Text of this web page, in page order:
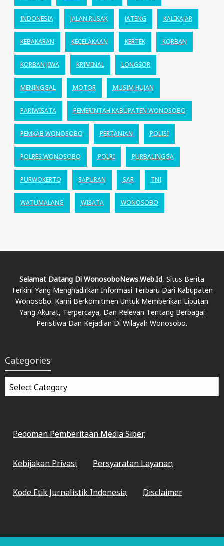
INDONESIA JALAN RUSAK JATENG KALIKAJAR
KEBAKARAN KECELAKAAN KERTEK KORBAN
KORBAN JIWA KRIMINAL LONGSOR
MENINGGAL MOTOR MUSIM HUJAN
PARIWISATA PEMERINTAH KABUPATEN WONOSOBO
PEMKAB WONOSOBO PERTANIAN POLISI
POLRES WONOSOBO POLRI PURBALINGGA
PURWOKERTO SAPURAN SAR TNI
WATUMALANG WISATA WONOSOBO
Selamat Datang Di WonosoboNews.web.id, Situs Berita
Terkini Yang Menghadirkan Informasi Terbaru Dari Kabupaten
Wonosobo. Kami Berkomitmen Untuk Memberikan Liputan
Yang Akurat, Terpercaya, Dan Relevan Tentang Berbagai
Peristiwa Dan Kejadian Di Wilayah Wonosobo.
Categories
Categories
Pedoman Pemberitaan Media Siber
Kebijakan Privasi Persyaratan Layanan
Kode Etik Jurnalistik Indonesia Disclaimer